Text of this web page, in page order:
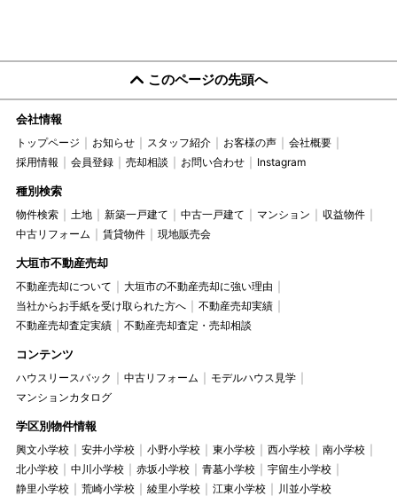
このページの先頭へ
会社情報
トップページ お知らせ スタッフ紹介 お客様の声
会社概要
採用情報
会員登録 売却相談 お問い合わせ Instagram
種別検索
物件検索 土地 新築一戸建て 中古一戸建て マンション
収益物件
中古リフォーム
賃貸物件 現地販売会
大垣市不動産売却
不動産売却について
大垣市の不動産売却に強い理由
当社からお手紙を受け取られた方へ
不動産売却実績
不動産売却査定実績
不動産売却査定・売却相談
コンテンツ
ハウスリースバック 中古リフォーム
モデルハウス見学
マンションカタログ
学区別物件情報
興文小学校 安井小学校 小野小学校 東小学校 西小学校
南小学校
北小学校
中川小学校 赤坂小学校 青墓小学校
宇留生小学校
静里小学校
荒崎小学校 綾里小学校 江東小学校 川並小学校